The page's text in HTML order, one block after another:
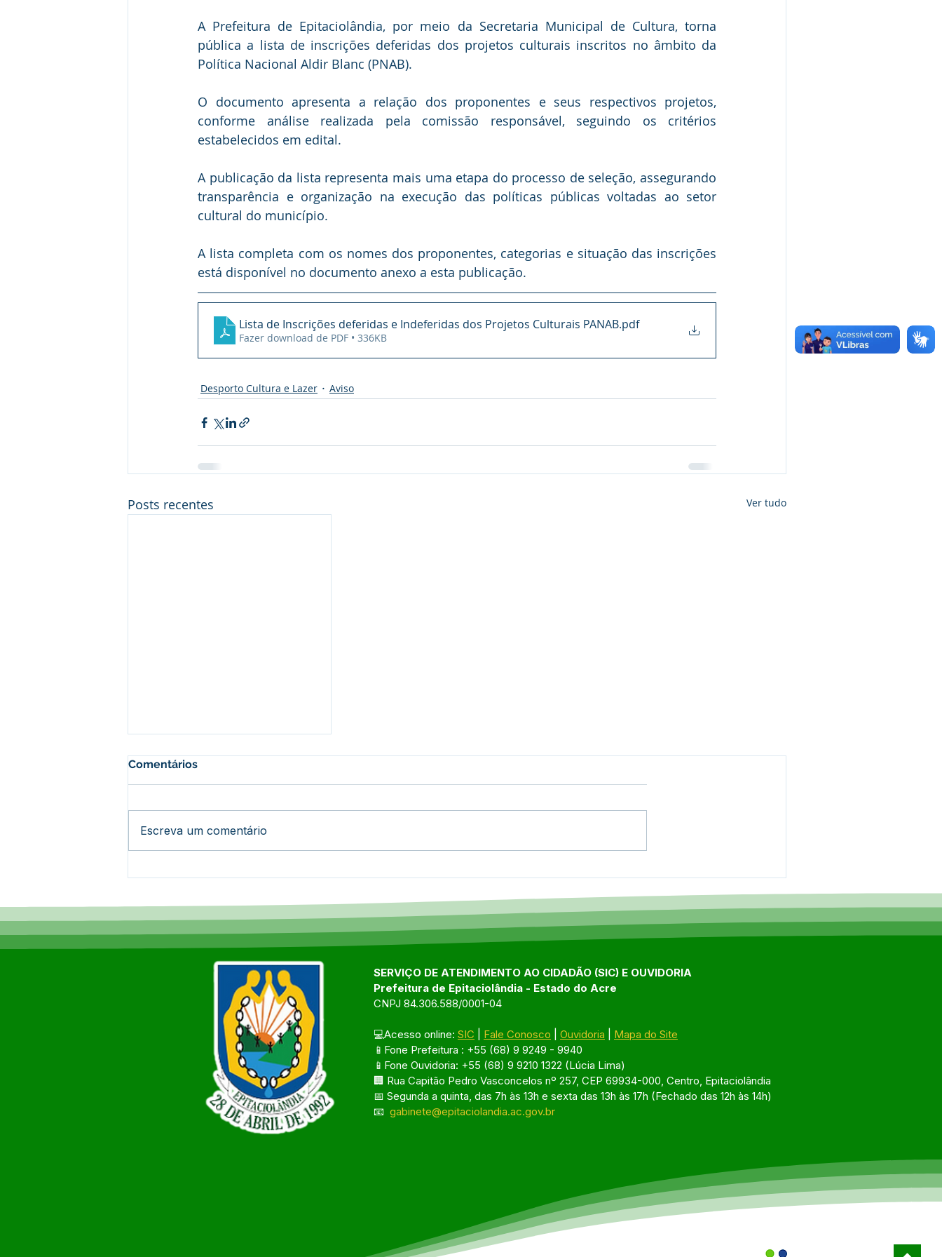
A Prefeitura de Epitaciolândia, por meio da Secretaria Municipal de Cultura, torna
pública a lista de inscrições deferidas dos projetos culturais inscritos no âmbito da
Política Nacional Aldir Blanc (PNAB).
O documento apresenta a relação dos proponentes e seus respectivos projetos,
conforme análise realizada pela comissão responsável, seguindo os critérios
estabelecidos em edital.
A publicação da lista representa mais uma etapa do processo de seleção, assegurando
transparência e organização na execução das políticas públicas voltadas ao setor
cultural do município.
A lista completa com os nomes dos proponentes, categorias e situação das inscrições
está disponível no documento anexo a esta publicação.
Lista de Inscrições deferidas e Indeferidas dos Projetos Culturais PANAB.pdf
Fazer download de PDF • 336KB
Desporto Cultura e Lazer Aviso
Posts recentes Ver tudo
EPITACIOLÂNDIA-ACRE
Comentários
Escreva um comentário
SERVIÇO DE ATENDIMENTO AO CIDADÃO (SIC) E OUVIDORIA
Prefeitura de Epitaciolândia - Estado do Acre
CNPJ 84.306.588/0001-04
💻Acesso online: SIC Fale Conosco Ouvidoria
Mapa do Site
📱Fone Prefeitura : +55 (68) 9 9249 - 9940
📱Fone Ouvidoria: +55 (68) 9 9210 1322 (Lúcia Lima)
🏢 Rua Capitão Pedro Vasconcelos nº 257, CEP 69934-000, Centro, Epitaciolândia
📅 Segunda a quinta, das 7h às 13h e sexta das 13h às 17h (Fechado das 12h às 14h)
📧 gabinete@epitaciolandia.ac.gov.br